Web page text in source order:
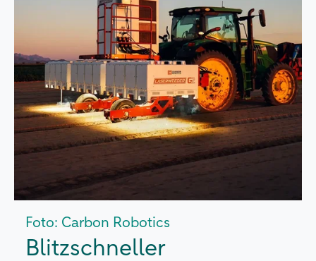
Foto: Carbon Robotics
Blitzschneller